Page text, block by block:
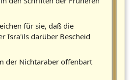
für sie, daß die
Isra'ils darüber Bescheid
der Nichtaraber offenbart